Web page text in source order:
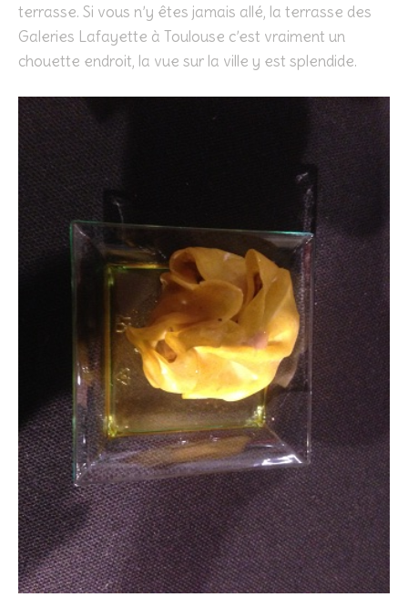
terrasse. Si vous n’y êtes jamais allé, la terrasse des
Galeries Lafayette à Toulouse c’est vraiment un
chouette endroit, la vue sur la ville y est splendide.